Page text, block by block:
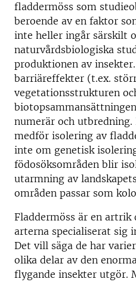
fladdermöss som
beroende av en faktor
inte heller ingår särskilt
naturvårdsbiologiska
produktionen av
barriäreffekter (t.ex.
vegetationsstrukturen
numerär och
medför isolering av
inte om genetisk
födosöksområden blir
utarmning av
områden passar som
Fladdermöss är en
arterna specialiserat sig
Det vill säga de har
olika delar av den
flygande insekter utgör.